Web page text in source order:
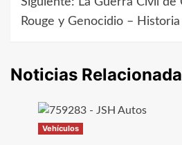
entradas
Rouge y Genocidio –
Noticias
Vehículos